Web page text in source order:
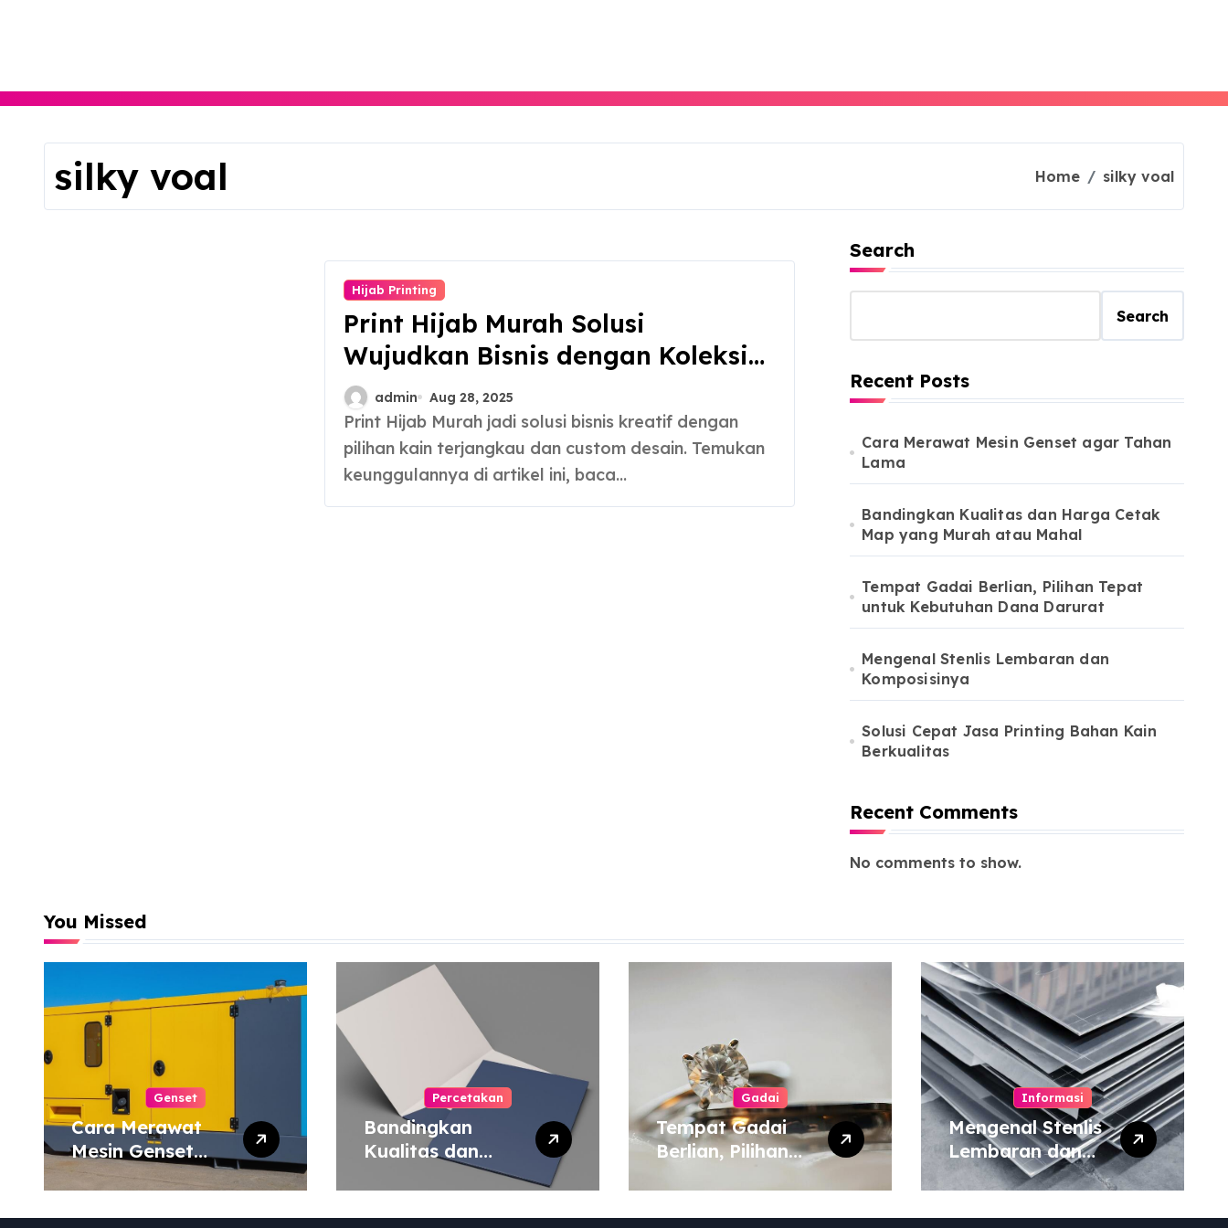
silky voal Home silky voal
Hijab Printing
Print Hijab Murah Solusi
Wujudkan Bisnis dengan Koleksi
Pribadi
admin Aug 28, 2025
Print Hijab Murah jadi solusi bisnis kreatif dengan
pilihan kain terjangkau dan custom desain. Temukan
keunggulannya di artikel ini, baca…
Search
Search
Recent Posts
Cara Merawat Mesin Genset agar Tahan
Lama
Bandingkan Kualitas dan Harga Cetak
Map yang Murah atau Mahal
Tempat Gadai Berlian, Pilihan Tepat
untuk Kebutuhan Dana Darurat
Mengenal Stenlis Lembaran dan
Komposisinya
Solusi Cepat Jasa Printing Bahan Kain
Berkualitas
Recent Comments
No comments to show.
You Missed
Genset
Cara Merawat
Mesin Genset
agar Tahan Lama
Percetakan
Bandingkan
Kualitas dan
Harga Cetak
Map yang Murah
atau Mahal
Gadai
Tempat Gadai
Berlian, Pilihan
Kebutuhan Dana
Darurat
Informasi
Mengenal Stenlis
Lembaran dan
Komposisinya